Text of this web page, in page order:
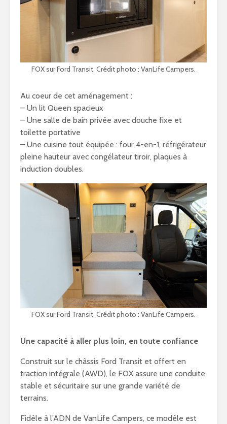
FOX sur Ford Transit. Crédit photo : VanLife Campers.
Au coeur de cet aménagement :
– Un lit Queen spacieux
– Une salle de bain privée avec douche fixe et
toilette portative
– Une cuisine tout équipée : four 4-en-1, réfrigérateur
pleine hauteur avec congélateur tiroir, plaques à
induction doubles.
FOX sur Ford Transit. Crédit photo : VanLife Campers.
Une capacité à aller plus loin, en toute confiance
Construit sur le châssis Ford Transit et offert en
traction intégrale (AWD), le FOX assure une conduite
stable et sécuritaire sur une grande variété de
terrains.
Fidèle à l’ADN de VanLife Campers, ce modèle est